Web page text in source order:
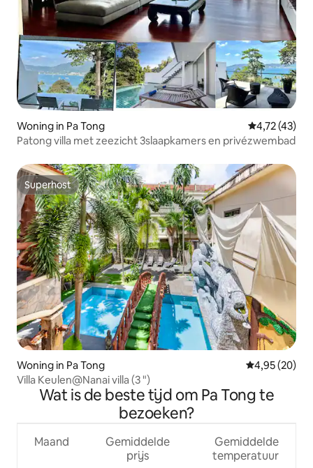
Woning in Pa Tong Gemiddelde
4,72 (43)
Patong villa met zeezicht 3slaapkamers en privézwembad
Superhost
Superhost
Woning in Pa Tong Gemiddelde
4,95 (20)
Villa Keulen@Nanai villa (3 ")
Wat is de beste tijd om Pa Tong te
bezoeken?
Maand
Gemiddelde
prijs
Gemiddelde
temperatuur